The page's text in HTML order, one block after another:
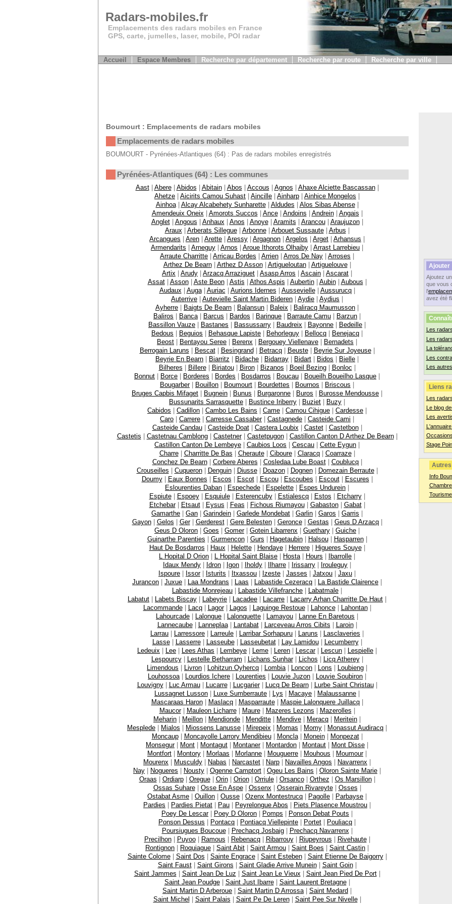
Radars-mobiles.fr
Emplacements des radars mobiles en France
GPS, carte, jumelles, laser, mobile, POI radar
Accueil Espace Membres Recherche par département Recherche par route Recherche par ville
Ajouter
Ajoutez un
que vous
l'
avez été
Les
Les
La
Les
Les
Liens
Les
Le blog
Les
Stage
Info
Boumourt : Emplacements de radars mobiles
Emplacements de radars mobiles
BOUMOURT - Pyrénées-Atlantiques (64) : Pas de radars mobiles enregistrés
Pyrénées-Atlantiques (64) : Les communes
Aast| Abere| Abidos | Abitain| Abos | Accous | Agnos | Ahaxe Alciette Bascassan|
Ahetze | Aicirits Camou Suhast | Aincille | Ainharp | Ainhice Mongelos |
Ainhoa| Alcay Alcabehety Sunharette| Aldudes | Alos Sibas Abense|
Amendeuix Oneix | Amorots Succos | Ance| Andoins | Andrein| Angais |
Anglet| Angous | Anhaux | Anos | Anoye| Aramits | Arancou| Araujuzon|
Araux | Arberats Sillegue| Arbonne| Arbouet Sussaute| Arbus |
Arcangues | Aren | Arette | Aressy | Argagnon | Argelos | Arget | Arhansus |
Armendarits | Arneguy | Arnos | Aroue Ithorots Olhaiby | Arrast Larrebieu |
Arraute Charritte | Arricau Bordes | Arrien | Arros De Nay | Arroses |
Arthez De Bearn| Arthez D Asson| Artigueloutan| Artiguelouve|
Artix | Arudy | Arzacq Arraziguet | Asasp Arros | Ascain | Ascarat |
Assat| Asson| Aste Beon| Astis | Athos Aspis | Aubertin| Aubin| Aubous |
Audaux | Auga| Auriac | Aurions Idernes | Aussevielle| Aussurucq|
Auterrive | Autevielle Saint Martin Bideren | Aydie | Aydius |
Ayherre | Baigts De Bearn | Balansun | Baleix | Baliracq Maumusson |
Baliros | Banca | Barcus | Bardos | Barinque | Barraute Camu | Barzun |
Bassillon Vauze | Bastanes | Bassussarry | Baudreix | Bayonne | Bedeille |
Bedous | Beguios | Behasque Lapiste | Behorleguy | Bellocq | Benejacq |
Beost | Bentayou Seree | Berenx | Bergouey Viellenave | Bernadets |
Berrogain Laruns | Bescat| Besingrand| Betracq| Beuste| Beyrie Sur Joyeuse|
Beyrie En Bearn | Biarritz | Bidache | Bidarray | Bidart | Bidos | Bielle |
Bilheres | Billere| Biriatou| Biron| Bizanos | Boeil Bezing| Bonloc |
Bonnut | Borce | Borderes | Bordes | Bosdarros | Boucau | Boueilh Boueilho Lasque |
Bougarber| Bouillon | Boumourt | Bourdettes | Bournos | Briscous |
Bruges Capbis Mifaget | Bugnein | Bunus | Burgaronne | Buros | Burosse Mendousse |
Bussunarits Sarrasquette | Bustince Iriberry | Buziet | Buzy |
Cabidos | Cadillon | Cambo Les Bains | Came | Camou Cihigue | Cardesse |
Caro | Carrere | Carresse Cassaber| Castagnede | Casteide Cami |
Casteide Candau| Casteide Doat| Castera Loubix | Castet| Castetbon|
Castetis | Castetnau Camblong| Castetner| Castetpugon| Castillon Canton D Arthez De Bearn|
Castillon Canton De Lembeye | Caubios Loos | Cescau | Cette Eygun |
Charre| Charritte De Bas | Cheraute| Ciboure| Claracq| Coarraze|
Conchez De Bearn| Corbere Aberes | Cosledaa Lube Boast| Coublucq|
Crouseilles | Cuqueron| Denguin| Diusse| Doazon| Dognen| Domezain Berraute|
Doumy| Eaux Bonnes | Escos | Escot| Escou| Escoubes | Escout| Escures |
Eslourenties Daban | Espechede | Espelette | Espes Undurein |
Espiute| Espoey| Esquiule| Esterencuby| Estialescq| Estos | Etcharry|
Etchebar| Etsaut| Eysus | Feas | Fichous Riumayou| Gabaston| Gabat|
Gamarthe | Gan | Garindein | Garlede Mondebat | Garlin | Garos | Garris |
Gayon| Gelos | Ger| Gerderest| Gere Belesten| Geronce| Gestas | Geus D Arzacq|
Geus D Oloron | Goes | Gomer| Gotein Libarrenx | Guethary | Guiche |
Guinarthe Parenties | Gurmencon| Gurs | Hagetaubin| Halsou| Hasparren|
Haut De Bosdarros | Haux | Helette| Hendaye| Herrere| Higueres Souye|
L Hopital D Orion | L Hopital Saint Blaise | Hosta | Hours | Ibarrolle |
Idaux Mendy | Idron | Igon | Iholdy | Ilharre | Irissarry | Irouleguy |
Ispoure | Issor| Isturits | Itxassou | Izeste | Jasses | Jatxou | Jaxu |
Jurancon | Juxue | Laa Mondrans | Laas | Labastide Cezeracq | La Bastide Clairence |
Labastide Monrejeau | Labastide Villefranche | Labatmale |
Labatut | Labets Biscay | Labeyrie | Lacadee | Lacarre | Lacarry Arhan Charritte De Haut |
Lacommande| Lacq| Lagor| Lagos | Laguinge Restoue| Lahonce| Lahontan|
Lahourcade | Lalongue | Lalonquette | Lamayou | Lanne En Baretous |
Lannecaube| Lanneplaa| Lantabat| Larceveau Arros Cibits | Laroin|
Larrau | Larressore | Larreule | Larribar Sorhapuru | Laruns | Lasclaveries |
Lasse| Lasserre| Lasseube| Lasseubetat| Lay Lamidou| Lecumberry|
Ledeuix | Lee | Lees Athas | Lembeye | Leme | Leren | Lescar| Lescun | Lespielle |
Lespourcy| Lestelle Betharram | Lichans Sunhar| Lichos | Licq Atherey|
Limendous | Livron | Lohitzun Oyhercq | Lombia | Loncon | Lons | Loubieng |
Louhossoa | Lourdios Ichere | Lourenties | Louvie Juzon | Louvie Soubiron |
Louvigny| Luc Armau| Lucarre| Lucgarier| Lucq De Bearn| Lurbe Saint Christau|
Lussagnet Lusson | Luxe Sumberraute | Lys | Macaye | Malaussanne |
Mascaraas Haron| Maslacq| Masparraute| Maspie Lalonquere Juillacq|
Maucor| Mauleon Licharre| Maure| Mazeres Lezons | Mazerolles |
Meharin | Meillon | Mendionde | Menditte | Mendive | Meracq | Meritein |
Mesplede | Mialos | Miossens Lanusse | Mirepeix | Momas | Momy | Monassut Audiracq |
Moncaup| Moncayolle Larrory Mendibieu| Moncla| Monein| Monpezat|
Monsegur| Mont | Montagut | Montaner| Montardon | Montaut | Mont Disse |
Montfort | Montory | Morlaas | Morlanne | Mouguerre | Mouhous | Moumour|
Mourenx | Musculdy | Nabas | Narcastet | Narp | Navailles Angos | Navarrenx |
Nay | Nogueres | Nousty | Ogenne Camptort | Ogeu Les Bains | Oloron Sainte Marie |
Oraas | Ordiarp| Oregue| Orin| Orion| Orriule| Orsanco| Orthez | Os Marsillon|
Ossas Suhare| Osse En Aspe| Ossenx | Osserain Rivareyte| Osses |
Ostabat Asme | Ouillon | Ousse | Ozenx Montestrucq | Pagolle | Parbayse |
Pardies | Pardies Pietat | Pau | Peyrelongue Abos | Piets Plasence Moustrou |
Poey De Lescar| Poey D Oloron | Pomps | Ponson Debat Pouts |
Ponson Dessus | Pontacq | Pontiacq Viellepinte | Portet | Pouliacq |
Poursiugues Boucoue| Prechacq Josbaig| Prechacq Navarrenx |
Precilhon| Puyoo| Ramous | Rebenacq| Ribarrouy| Riupeyrous | Rivehaute|
Rontignon | Roquiague | Saint Abit | Saint Armou | Saint Boes | Saint Castin |
Sainte Colome| Saint Dos | Sainte Engrace| Saint Esteben| Saint Etienne De Baigorry|
Saint Faust| Saint Girons | Saint Gladie Arrive Munein| Saint Goin|
Saint Jammes | Saint Jean De Luz | Saint Jean Le Vieux | Saint Jean Pied De Port|
Saint Jean Poudge| Saint Just Ibarre| Saint Laurent Bretagne|
Saint Martin D Arberoue | Saint Martin D Arrossa | Saint Medard |
Saint Michel | Saint Palais | Saint Pe De Leren| Saint Pee Sur Nivelle|